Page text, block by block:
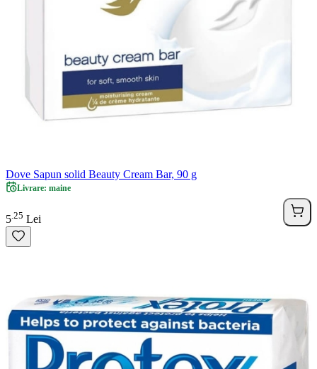
Dove Sapun solid Beauty Cream Bar, 90 g
Livrare: maine
5 25 Lei